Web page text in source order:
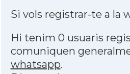
Si vols registrar-te a la
Hi tenim 0 usuaris
comuniquen
whatsapp.